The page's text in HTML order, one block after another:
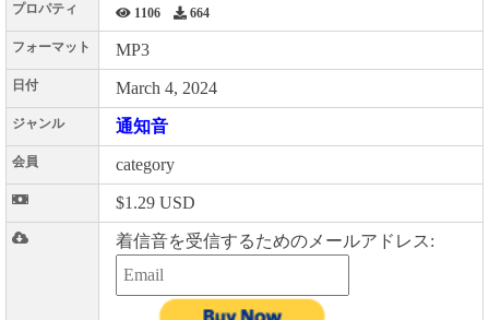
プロパティ 1106 664
フォーマット MP3
日付 March 4, 2024
ジャンル 通知音
会員 category
$1.29 USD
着信音を受信するためのメールアドレス: